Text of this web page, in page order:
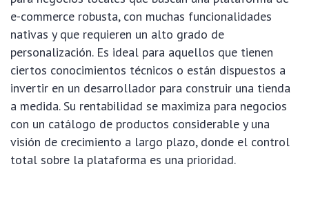
e-commerce robusta, con muchas funcionalidades
nativas y que requieren un alto grado de
personalización. Es ideal para aquellos que tienen
ciertos conocimientos técnicos o están dispuestos a
invertir en un desarrollador para construir una tienda
a medida. Su rentabilidad se maximiza para negocios
con un catálogo de productos considerable y una
visión de crecimiento a largo plazo, donde el control
total sobre la plataforma es una prioridad.